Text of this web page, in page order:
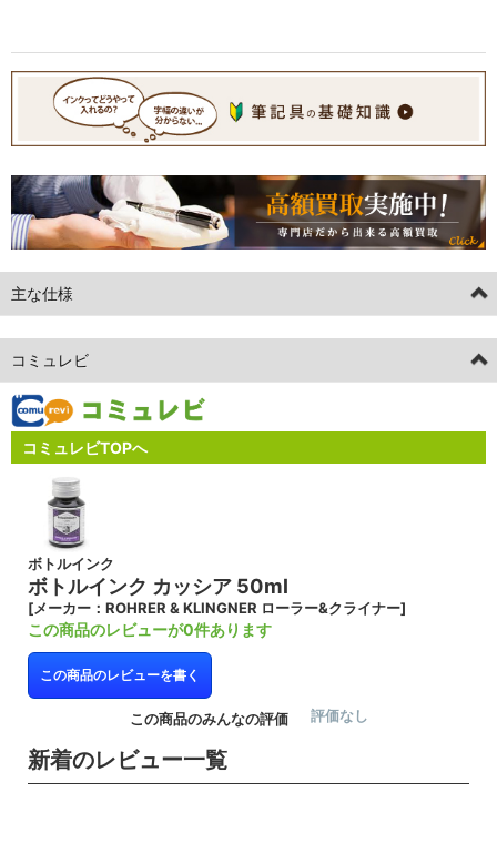
主な仕様
コミュレビ
コミュレビTOPへ
ボトルインク
ボトルインク カッシア 50ml
[メーカー：ROHRER & KLINGNER ローラー&クライナー]
この商品のレビューが0件あります
この商品のレビューを書く
この商品のみんなの評価 評価なし
新着のレビュー一覧